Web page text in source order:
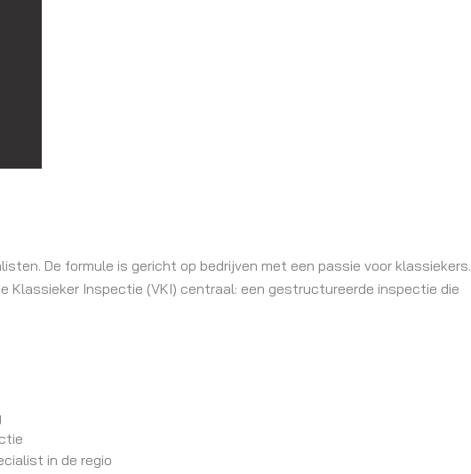
De formule is gericht op bedrijven met een passie voor klassiekers.
Klassieker Inspectie (VKI) centraal: een gestructureerde inspectie die
in de regio